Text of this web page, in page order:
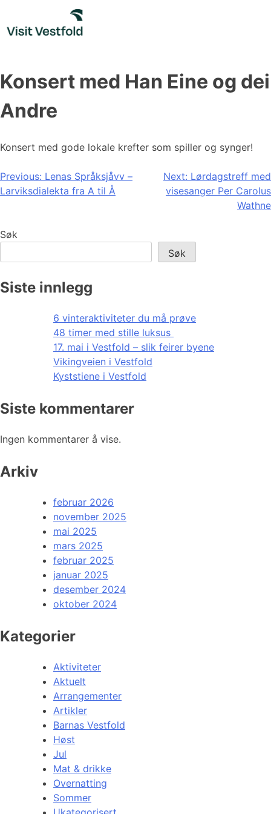
content
Konsert med Han Eine og dei
Andre
Konsert med gode lokale krefter som spiller og synger!
Innleggsnavigasjon
Previous: Lenas Språksjåvv –
Larviksdialekta fra A til Å
Next: Lørdagstreff med
visesanger Per Carolus
Wathne
Søk
Søk
Siste innlegg
6 vinteraktiviteter du må prøve
48 timer med stille luksus
17. mai i Vestfold – slik feirer byene
Vikingveien i Vestfold
Kyststiene i Vestfold
Siste kommentarer
Ingen kommentarer å vise.
Arkiv
februar 2026
november 2025
mai 2025
mars 2025
februar 2025
januar 2025
desember 2024
oktober 2024
Kategorier
Aktiviteter
Aktuelt
Arrangementer
Artikler
Barnas Vestfold
Høst
Jul
Mat & drikke
Overnatting
Sommer